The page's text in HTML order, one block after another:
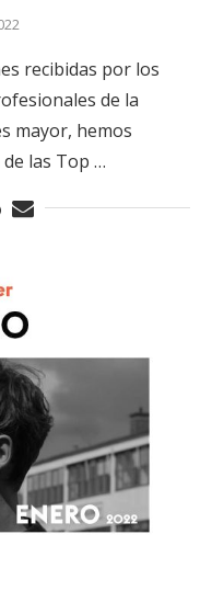
recibidas por los
de la
mayor, hemos
las Top …